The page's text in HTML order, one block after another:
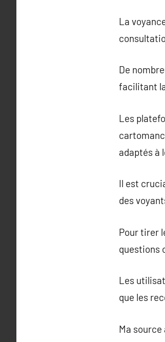
La
De
facilitant
Les
adaptés à
Il est
des
Pour tirer
questions
Les
que les
Ma source